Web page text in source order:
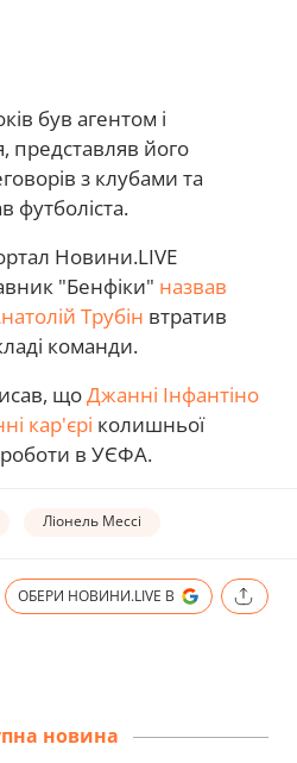
був агентом і
представляв його
з клубами та
футболіста.
Новини.LIVE
"Бенфіки" назвав
Трубін втратив
команди.
щоДжанні Інфантіно
кар'єрі колишньої
роботи в УЄФА.
Ліонель Мессі
ОБЕРИ НОВИНИ.LIVE В
новина